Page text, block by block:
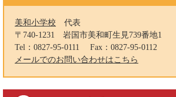
美和小学校
代表
〒740-1231
岩国市美和町生見739番地1
Tel：0827-95-0111
Fax：0827-95-0112
メールでのお問い合わせはこちら